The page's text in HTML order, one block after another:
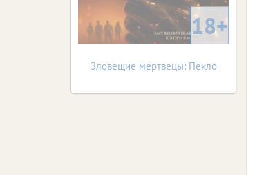
18+
Зловещие мертвецы: Пекло